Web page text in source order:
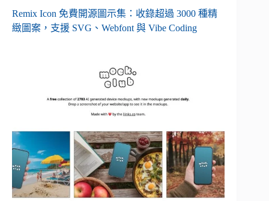
Remix Icon 免費開源圖示集：收錄超過 3000 種精
緻圖案，支援 SVG、Webfont 與 Vibe Coding